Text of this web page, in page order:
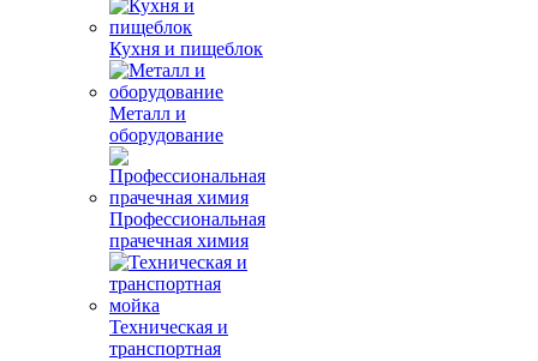
Кухня и пищеблок
Металл и
оборудование
Профессиональная
прачечная химия
Техническая и
транспортная